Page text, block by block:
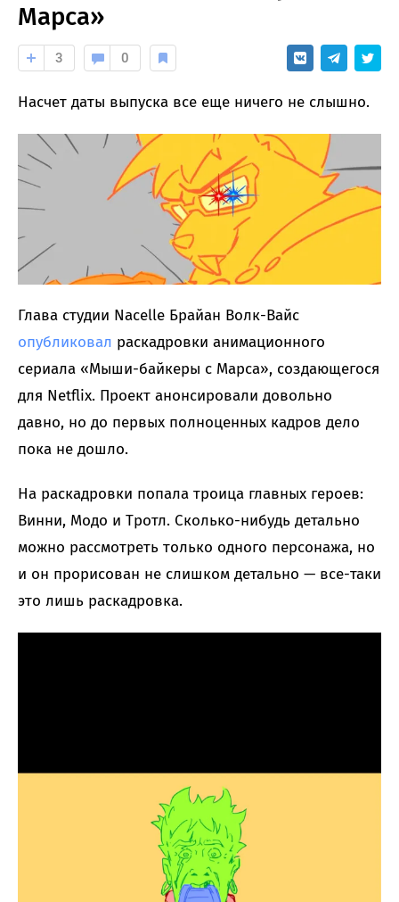
Марса»
3 0
Насчет даты выпуска все еще ничего не слышно.
Глава студии Nacelle Брайан Волк-Вайс
опубликовал раскадровки анимационного
сериала «Мыши-байкеры с Марса», создающегося
для Netflix. Проект анонсировали довольно
давно, но до первых полноценных кадров дело
пока не дошло.
На раскадровки попала троица главных героев:
Винни, Модо и Тротл. Сколько-нибудь детально
можно рассмотреть только одного персонажа, но
и он прорисован не слишком детально — все-таки
это лишь раскадровка.